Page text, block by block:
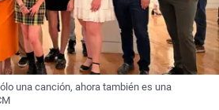
una canción, ahora también es una